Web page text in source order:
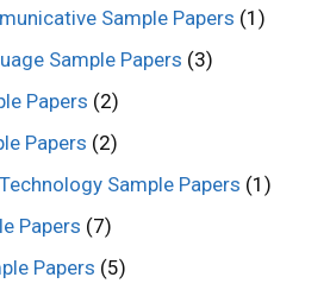
Sample Papers (1)
Sample Papers (3)
Papers (2)
Papers (2)
Sample Papers (1)
Papers (7)
Papers (5)